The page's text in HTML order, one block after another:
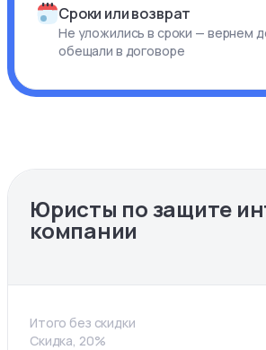
Сроки или возврат
Не уложились в сроки — вернем
обещали в договоре
Юристы по защите
компании
Итого без скидки
Скидка, 20%